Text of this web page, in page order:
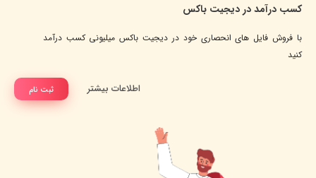
کسب درآمد در دیجیت باکس
با فروش فایل های انحصاری خود در دیجیت باکس میلیونی کسب درآمد
کنید
ثبت نام اطلاعات بیشتر